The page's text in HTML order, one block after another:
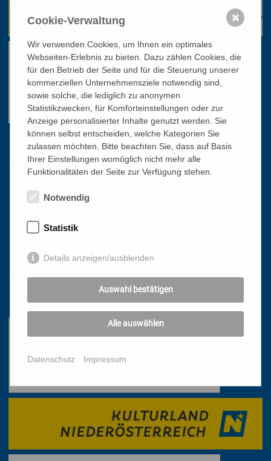
Links
NEWSLETTER
PRESSE
IMPRESSUM
AGB
Mit freundlicher Unterstützung
Cookie-Verwaltung
Wir verwenden Cookies, um Ihnen ein optimales
Webseiten-Erlebnis zu bieten. Dazu zählen Cookies, die
für den Betrieb der Seite und für die Steuerung unserer
kommerziellen Unternehmensziele notwendig sind,
sowie solche, die lediglich zu anonymen
Statistikzwecken, für Komforteinstellungen oder zur
Anzeige personalisierter Inhalte genutzt werden. Sie
können selbst entscheiden, welche Kategorien Sie
zulassen möchten. Bitte beachten Sie, dass auf Basis
Ihrer Einstellungen womöglich nicht mehr alle
Funktionalitäten der Seite zur Verfügung stehen.
Notwendig
Statistik
Details anzeigen/ausblenden
Auswahl bestätigen
Alle auswählen
Datenschutz Impressum
✖